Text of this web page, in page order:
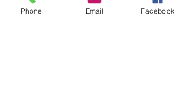
Weiter
Phone Email Facebook